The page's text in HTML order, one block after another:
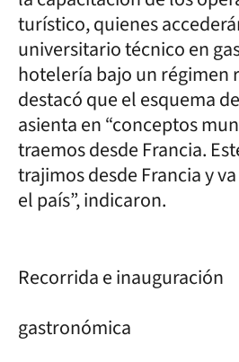
turístico, quienes
universitario técnico en
hotelería bajo un régimen
destacó que el esquema
asienta en “conceptos
traemos desde Francia.
trajimos desde Francia y
el país”, indicaron.
Recorrida e inauguración
gastronómica